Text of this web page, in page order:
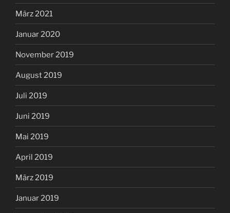
März 2021
Januar 2020
November 2019
August 2019
Juli 2019
Juni 2019
Mai 2019
April 2019
März 2019
Januar 2019